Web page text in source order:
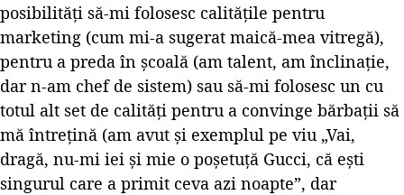
posibilităţi să-mi folosesc calităţile pentru
marketing (cum mi-a sugerat maică-mea vitregă),
pentru a preda în şcoală (am talent, am înclinaţie,
dar n-am chef de sistem) sau să-mi folosesc un cu
totul alt set de calităţi pentru a convinge bărbaţii să
mă întreţină (am avut şi exemplul pe viu „Vai,
dragă, nu-mi iei şi mie o poşetuţă Gucci, că eşti
singurul care a primit ceva azi noapte”, dar